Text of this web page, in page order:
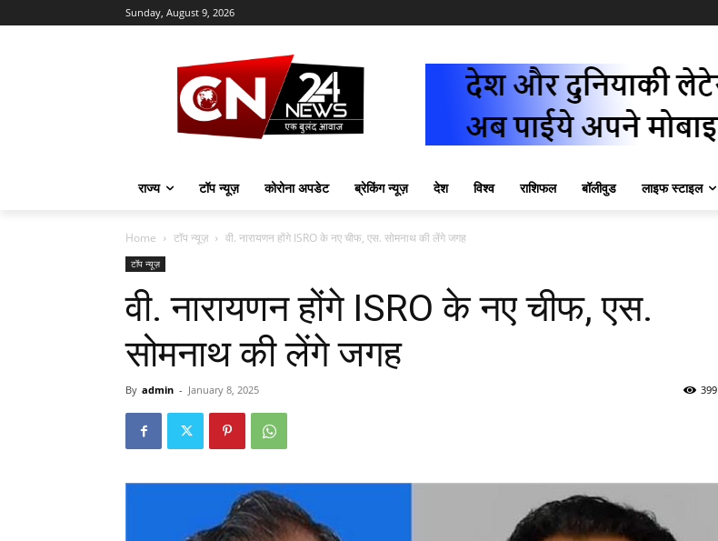
Sunday, August 9, 2026
राज्य टॉप न्यूज़ कोरोना अपडेट ब्रेकिंग न्यूज़ देश विश्व राशिफल बॉलीवुड लाइफ स्टाइल
Home टॉप न्यूज़ वी. नारायणन होंगे ISRO के नए चीफ, एस. सोमनाथ की लेंगे जगह
टॉप न्यूज़
वी. नारायणन होंगे ISRO के नए चीफ, एस.
सोमनाथ की लेंगे जगह
By admin - January 8, 2025 399